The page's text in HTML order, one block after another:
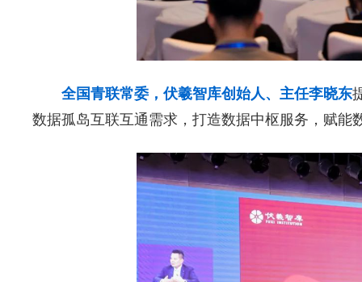
全国青联常委，伏羲智库创始人、主任李晓东
数据孤岛互联互通需求，打造数据中枢服务，赋能